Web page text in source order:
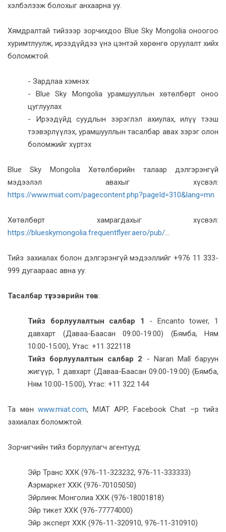
хэлбэлзэж болохыг анхаарна уу.
Хямдралтай тийзээр зорчихдоо Blue Sky Mongolia оноогоо
хуримтлуулж, ирээдүйдээ үнэ цэнтэй хөрөнгө оруулалт хийх
боломжтой.
- Зардлаа хэмнэх
- Blue Sky Mongolia урамшууллын хөтөлбөрт оноо
цуглуулах
- Ирээдүйд суудлын зэрэглэл ахиулах, илүү тээш
тээвэрлүүлэх, урамшууллын тасалбар авах зэрэг олон
боломжийг хүртэх
Blue Sky Mongolia Хөтөлбөрийн талаар дэлгэрэнгүй
мэдээлэл авахыг хүсвэл:
https://www.miat.com/pagecontent.php?pageId=310&lang=mn
Хөтөлбөрт хамрагдахыг хүсвэл:
https://blueskymongolia.frequentflyer.aero/pub/...
Тийз захиалах болон дэлгэрэнгүй мэдээллийг +976 11 333-
999 дугаараас авна уу.
Тасалбар түгээврийн төв:
Тийз борлуулалтын салбар 1
- Encanto tower, 1
давхарт (Даваа-Баасан 09:00-19:00) (Бямба, Ням
10:00-15:00), Утас: +11 322118
Тийз борлуулалтын салбар 2 - Naran Mall баруун
жигүүр, 1 давхарт (Даваа-Баасан 09:00-19:00) (Бямба,
Ням 10:00-15:00), Утас: +11 322 144
Та мөн www.miat.com, MIAT APP, Facebook Chat –р тийз
захиалах боломжтой.
Зорчигчийн тийз борлуулагч агентууд:
Эйр Транс ХХК (976-11-323232, 976-11-333333)
Аэрмаркет ХХК (976-70105050)
Эйрлинк Монголиа ХХК (976-18001818)
Эйр тикет ХХК (976-77774000)
Эйр эксперт ХХК (976-11-320910, 976-11-310910)